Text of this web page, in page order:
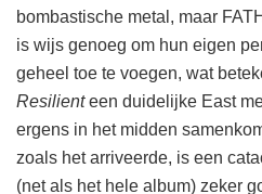
bombastische metal, maar
is wijs genoeg om hun eigen
geheel toe te voegen, wat
Resilienteen duidelijke East
ergens in het midden
zoals het arriveerde, is een
(net als het hele album) zeker